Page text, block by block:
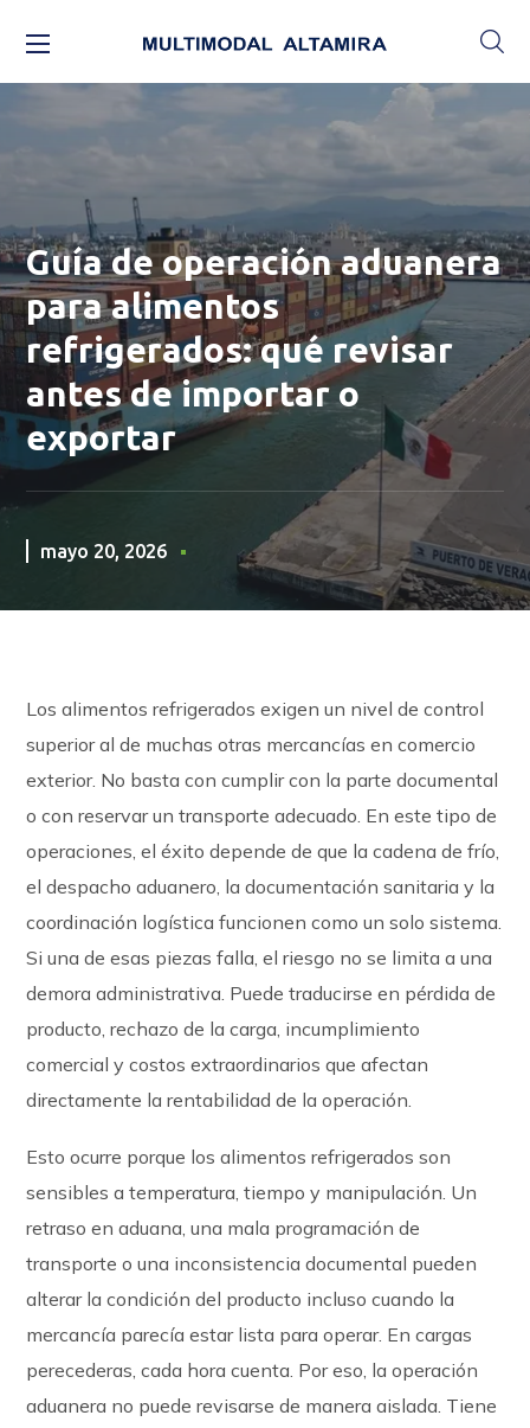
Guía de operación aduanera
para alimentos
refrigerados: qué revisar
antes de importar o
exportar
mayo 20, 2026
Los alimentos refrigerados exigen un nivel de control
superior al de muchas otras mercancías en comercio
exterior. No basta con cumplir con la parte documental
o con reservar un transporte adecuado. En este tipo de
operaciones, el éxito depende de que la cadena de frío,
el despacho aduanero, la documentación sanitaria y la
coordinación logística funcionen como un solo sistema.
Si una de esas piezas falla, el riesgo no se limita a una
demora administrativa. Puede traducirse en pérdida de
producto, rechazo de la carga, incumplimiento
comercial y costos extraordinarios que afectan
directamente la rentabilidad de la operación.
Esto ocurre porque los alimentos refrigerados son
sensibles a temperatura, tiempo y manipulación. Un
retraso en aduana, una mala programación de
transporte o una inconsistencia documental pueden
alterar la condición del producto incluso cuando la
mercancía parecía estar lista para operar. En cargas
perecederas, cada hora cuenta. Por eso, la operación
aduanera no puede revisarse de manera aislada. Tiene